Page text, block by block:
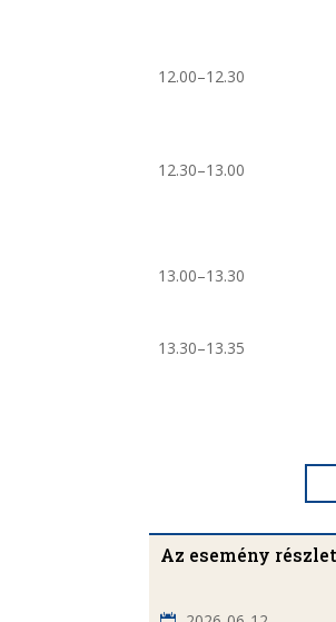
12.00–12.30
12.30–13.00
13.00–13.30
13.30–13.35
Az esemény